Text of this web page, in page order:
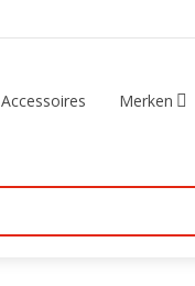
Accessoires Merken